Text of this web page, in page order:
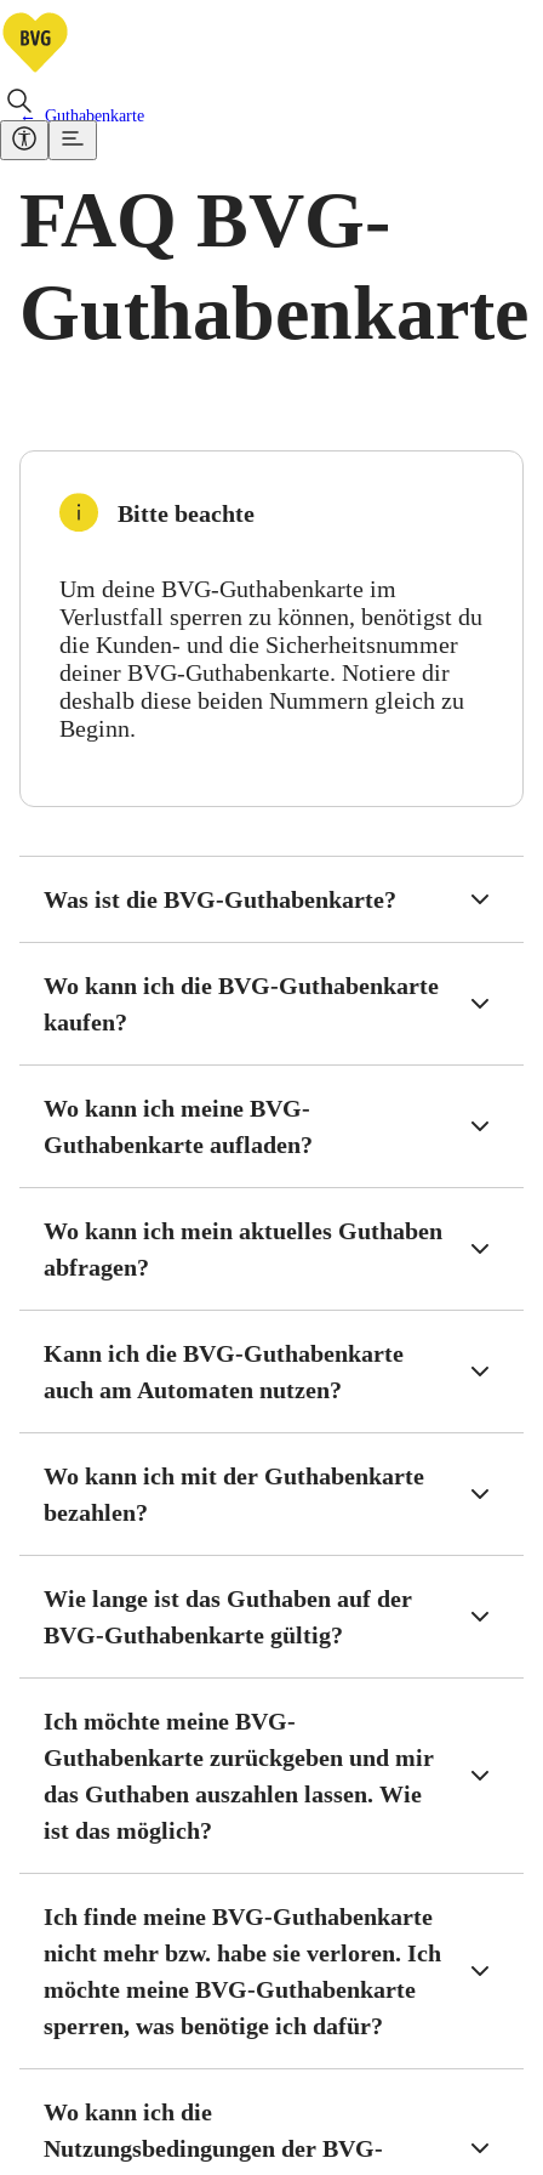
Guthabenkarte
FAQ BVG-
Guthabenkarte
Bitte beachte
Um deine BVG-Guthabenkarte im
Verlustfall sperren zu können, benötigst du
die Kunden- und die Sicherheitsnummer
deiner BVG-Guthabenkarte. Notiere dir
deshalb diese beiden Nummern gleich zu
Beginn.
Was ist die BVG-Guthabenkarte?
Wo kann ich die BVG-Guthabenkarte
kaufen?
Wo kann ich meine BVG-
Guthabenkarte aufladen?
Wo kann ich mein aktuelles Guthaben
abfragen?
Kann ich die BVG-Guthabenkarte
auch am Automaten nutzen?
Wo kann ich mit der Guthabenkarte
bezahlen?
Wie lange ist das Guthaben auf der
BVG-Guthabenkarte gültig?
Ich möchte meine BVG-
Guthabenkarte zurückgeben und mir
das Guthaben auszahlen lassen. Wie
ist das möglich?
Ich finde meine BVG-Guthabenkarte
nicht mehr bzw. habe sie verloren. Ich
möchte meine BVG-Guthabenkarte
sperren, was benötige ich dafür?
Wo kann ich die
Nutzungsbedingungen der BVG-